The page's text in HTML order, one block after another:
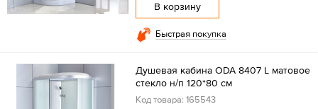
В корзину
Быстрая покупка
Душевая кабина ODA 8407 L матовое
стекло н/п 120*80 см
Код товара: 165543